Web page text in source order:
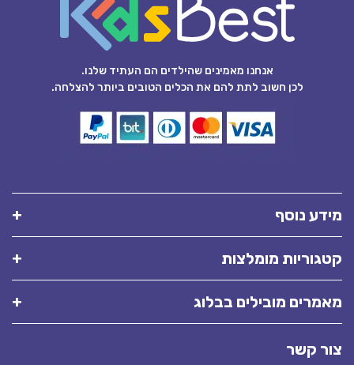
אנחנו מאמינים שהילדים הם העתיד שלנו.
לכן חשוב לתת להם את הכלים הטובים ביותר להצלחה.
מידע נוסף
קטגוריות מומלצות
מאמרים מובילים בבלוג
צור קשר